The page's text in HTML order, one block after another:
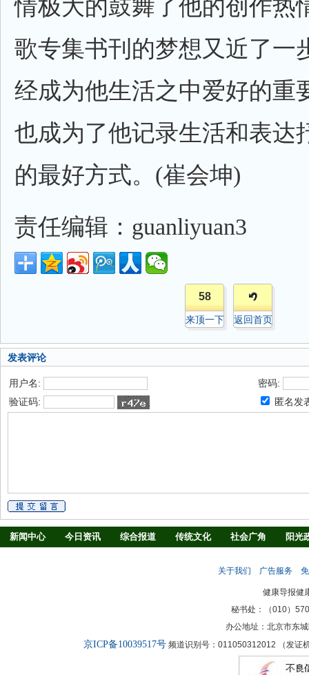
情极大的鼓舞了他的创作热
歌专集书刊的梦想又近了一
经成为他生活之中爱好的重
也成为了他记录生活和表达
的最好方式。(崔会坤)
责任编辑：guanliyuan3
58
来顶一下 返回首页
发表评论
用户名:
密码:
验证码:
匿名发
新闻中心 今日资讯 综合报道 传统文化 社会广角
阳光
关于我们 广告服务
健康导报健
秘书处：（010）
办公地址：北京市东
京ICP备10039517号频道识别号：011050312012 （发证